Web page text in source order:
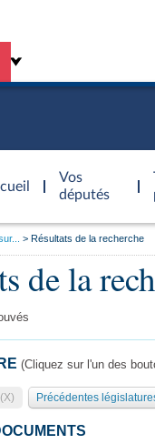
Vos
députés
de l'Assemblée
Résultats de la recherche
de la
(Cliquez sur l'un des
Précédentes